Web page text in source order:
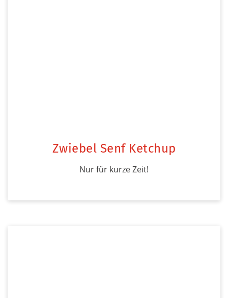
Zwiebel Senf Ketchup
Nur für kurze Zeit!